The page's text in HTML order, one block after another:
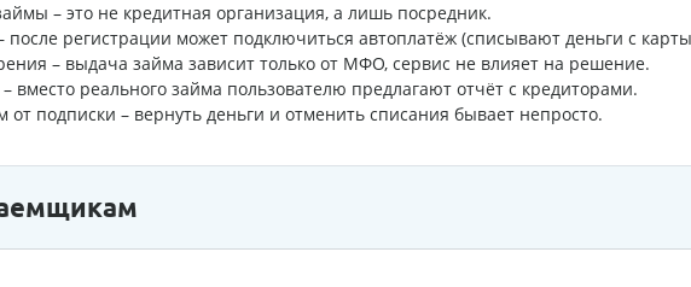
– это не кредитная организация, а лишь посредник.
после регистрации может подключиться автоплатёж (списывают деньги с
– выдача займа зависит только от МФО, сервис не влияет на решение.
вместо реального займа пользователю предлагают отчёт с кредиторами.
от подписки – вернуть деньги и отменить списания бывает непросто.